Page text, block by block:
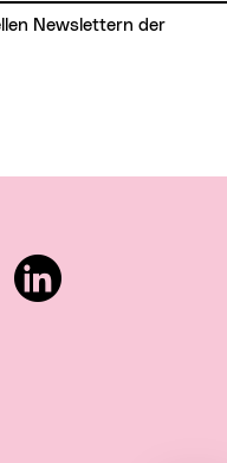
LinkedIn